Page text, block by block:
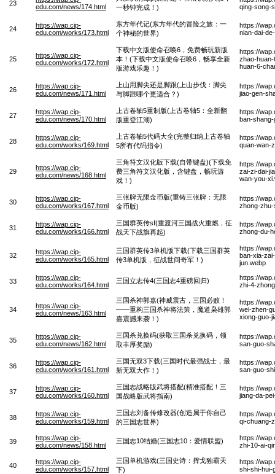
23
edu.com/news/174.html
一秒钟完成！)
qing-song-
24
https://wap.cip-
edu.com/works/173.html
东方年代记(东方年代的冒险之旅：一
个神秘的世界)
https://
nian-dai-
25
https://wap.cip-
edu.com/works/172.html
下载中文版使命召唤6，免费畅玩新版
本！(下载中文版使命召唤6，畅享全新
版游戏乐趣！)
https://
zhao-
huan-6-
26
https://wap.cip-
edu.com/news/171.html
上山用脚尖还是脚跟(上山步伐：脚尖
与脚跟哪个更适合？)
https://
jiao-gen-
27
https://wap.cip-
edu.com/news/170.html
上古卷轴5重制版(上古卷轴5：全新翻
版重登江湖)
https://
ban-
28
https://wap.cip-
edu.com/works/169.html
上古卷轴5代码大全(完整归纳上古卷轴
5所有代码指令)
https://
quan-wan-
29
https://wap.cip-
edu.com/news/168.html
三角符文汉化版下载(自带键盘)(下载免
费三角符文汉化版，含键盘，畅玩游
戏！)
https://
zai-zi-dai-
wan-you-
30
https://wap.cip-
edu.com/works/167.html
三张牌无限金币版(重铸三张牌：无限
金币版)
https://
zhong-zhu-
31
https://wap.cip-
edu.com/works/166.html
三国群英传sf(重渡河三国战火重燃，征
战天下战旗再起)
https://
zhong-du-
32
https://wap.cip-
edu.com/works/165.html
三国群英传3单机版下载(下载三国群英
传3单机版，征战世间奇军！)
https://
ban-xia-
jun.webp
33
https://wap.cip-
edu.com/works/164.html
三国立志传4(三国志4重磅回归)
https://
zhi-4-
34
https://wap.cip-
edu.com/news/163.html
三国杀神郭嘉(神威震古，三国必败！
——重构三国杀神将法策，魔道枭雄郭
嘉震撼来袭！)
https://
wei-zhen-
xiong-guo-
35
https://wap.cip-
edu.com/news/162.html
三国杀兑换码(获取三国杀兑换码，领
取丰厚奖励)
https://
san-guo-
36
https://wap.cip-
edu.com/works/161.html
三国无双3下载(三国时代最强战士，最
新无双大作！)
https://
san-guo-
37
https://wap.cip-
edu.com/works/160.html
三国志战略版武将搭配(精准搭配！三
国战略版武将指南)
https://
jiang-da-
38
https://wap.cip-
edu.com/works/159.html
三国志刘备传修改器(创造属于你自己
的三国志世界)
https://
qi-chuang-
39
https://wap.cip-
edu.com/news/158.html
三国志10结婚(三国志10：爱情联盟)
https://
zhi-10-ai-
40
https://wap.cip-
edu.com/works/157.html
三国单机游戏(三国史诗：挥戈独霸天
下)
https://
shi-shi-hui-